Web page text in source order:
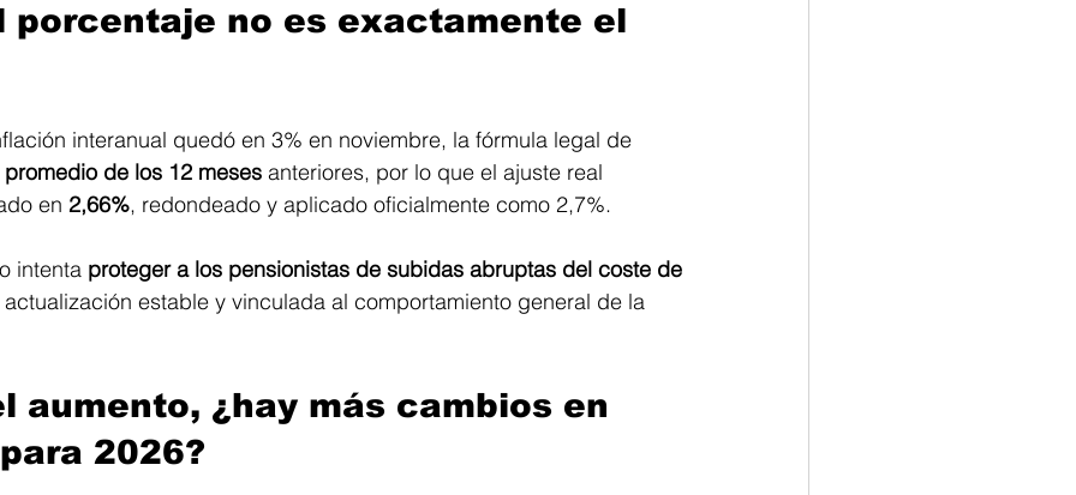
porcentaje no es exactamente el
interanual quedó en 3% en noviembre, la fórmula legal de
promedio de los 12 meses anteriores, por lo que el ajuste real
en 2,66%, redondeado y aplicado oficialmente como 2,7%.
intenta proteger a los pensionistas de subidas abruptas del coste de
estable y vinculada al comportamiento general de la
aumento, ¿hay más cambios en
2026?